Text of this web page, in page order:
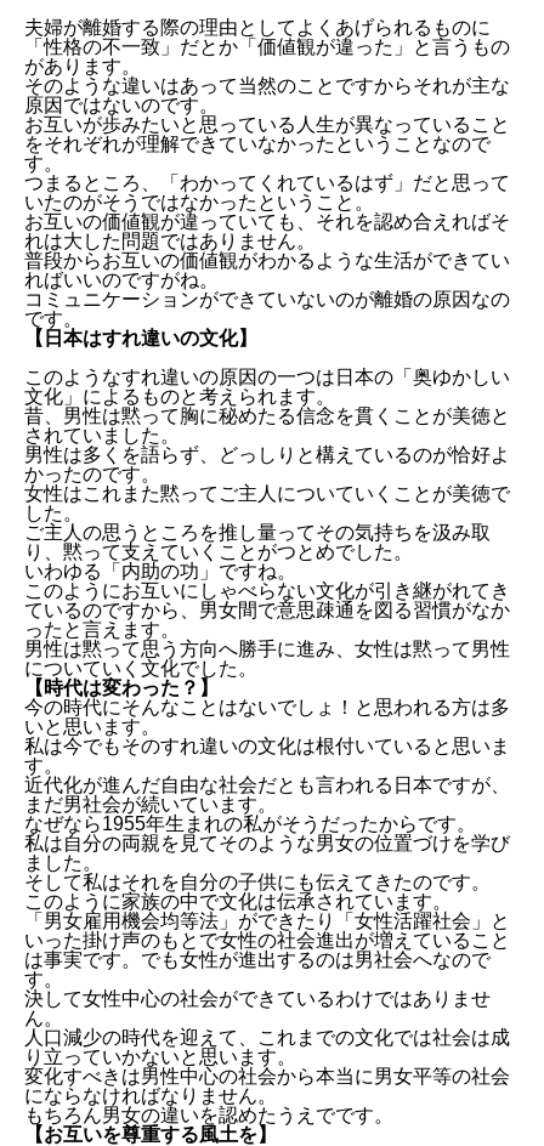
夫婦が離婚する際の理由としてよくあげられるものに
「性格の不一致」だとか「価値観が違った」と言うもの
があります。
そのような違いはあって当然のことですからそれが主な
原因ではないのです。
お互いが歩みたいと思っている人生が異なっていること
をそれぞれが理解できていなかったということなので
す。
つまるところ、「わかってくれているはず」だと思って
いたのがそうではなかったということ。
お互いの価値観が違っていても、それを認め合えればそ
れは大した問題ではありません。
普段からお互いの価値観がわかるような生活ができてい
ればいいのですがね。
コミュニケーションができていないのが離婚の原因なの
です。
【日本はすれ違いの文化】
このようなすれ違いの原因の一つは日本の「奥ゆかしい
文化」によるものと考えられます。
昔、男性は黙って胸に秘めたる信念を貫くことが美徳と
されていました。
男性は多くを語らず、どっしりと構えているのが恰好よ
かったのです。
女性はこれまた黙ってご主人についていくことが美徳で
した。
ご主人の思うところを推し量ってその気持ちを汲み取
り、黙って支えていくことがつとめでした。
いわゆる「内助の功」ですね。
このようにお互いにしゃべらない文化が引き継がれてき
ているのですから、男女間で意思疎通を図る習慣がなか
ったと言えます。
男性は黙って思う方向へ勝手に進み、女性は黙って男性
についていく文化でした。
【時代は変わった？】
今の時代にそんなことはないでしょ！と思われる方は多
いと思います。
私は今でもそのすれ違いの文化は根付いていると思いま
す。
近代化が進んだ自由な社会だとも言われる日本ですが、
まだ男社会が続いています。
なぜなら1955年生まれの私がそうだったからです。
私は自分の両親を見てそのような男女の位置づけを学び
ました。
そして私はそれを自分の子供にも伝えてきたのです。
このように家族の中で文化は伝承されています。
「男女雇用機会均等法」ができたり「女性活躍社会」と
いった掛け声のもとで女性の社会進出が増えていること
は事実です。でも女性が進出するのは男社会へなので
す。
決して女性中心の社会ができているわけではありませ
ん。
人口減少の時代を迎えて、これまでの文化では社会は成
り立っていかないと思います。
変化すべきは男性中心の社会から本当に男女平等の社会
にならなければなりません。
もちろん男女の違いを認めたうえでです。
【お互いを尊重する風土を】